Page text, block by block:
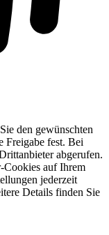
den gewünschten
Freigabe fest. Bei
abgerufen.
Cookies auf Ihrem
jederzeit
Details finden Sie